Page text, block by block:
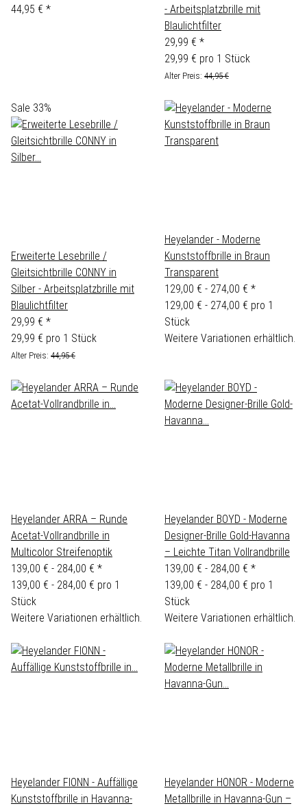
44,95 € *
- Arbeitsplatzbrille mit
Blaulichtfilter
29,99 € *
29,99 € pro 1 Stück
Alter Preis: 44,95 €
Sale 33%
Erweiterte Lesebrille /
Gleitsichtbrille CONNY in
Silber - Arbeitsplatzbrille mit
Blaulichtfilter
29,99 € *
29,99 € pro 1 Stück
Alter Preis: 44,95 €
Heyelander - Moderne
Kunststoffbrille in Braun
Transparent
129,00 € - 274,00 € *
129,00 € - 274,00 € pro 1
Stück
Weitere Variationen erhältlich.
Heyelander ARRA – Runde
Acetat-Vollrandbrille in
Multicolor Streifenoptik
139,00 € - 284,00 € *
139,00 € - 284,00 € pro 1
Stück
Weitere Variationen erhältlich.
Heyelander BOYD - Moderne
Designer-Brille Gold-Havanna
– Leichte Titan Vollrandbrille
139,00 € - 284,00 € *
139,00 € - 284,00 € pro 1
Stück
Weitere Variationen erhältlich.
Heyelander FIONN - Auffällige
Kunststoffbrille in Havanna-
Heyelander HONOR - Moderne
Metallbrille in Havanna-Gun –